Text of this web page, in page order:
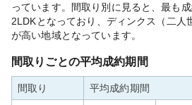
っています。間取り別に見ると、最も
2LDKとなっており、ディンクス（二人
が高い地域となっています。
間取りごとの平均成約期間
間取り 平均成約期間